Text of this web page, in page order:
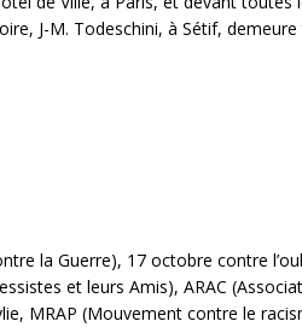
J-M. Todeschini, à Sétif,
la Guerre), 17 octobre contre
et leurs Amis), ARAC
MRAP (Mouvement contre le